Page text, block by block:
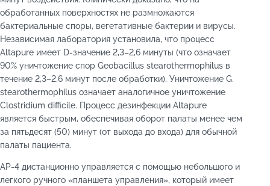
обработанных поверхностях не размножаются
бактериальные споры, вегетативные бактерии и вирусы.
Независимая лаборатория установила, что процесс
Altapure имеет D-значение 2,3–2,6 минуты (что означает
90% уничтожение спор Geobacillus stearothermophilus в
течение 2,3–2,6 минут после обработки). Уничтожение G.
stearothermophilus означает аналогичное уничтожение
Clostridium difficile. Процесс дезинфекции Altapure
является быстрым, обеспечивая оборот палаты менее чем
за пятьдесят (50) минут (от выхода до входа) для обычной
палаты пациента.
AP-4 дистанционно управляется с помощью небольшого и
легкого ручного «планшета управления», который имеет